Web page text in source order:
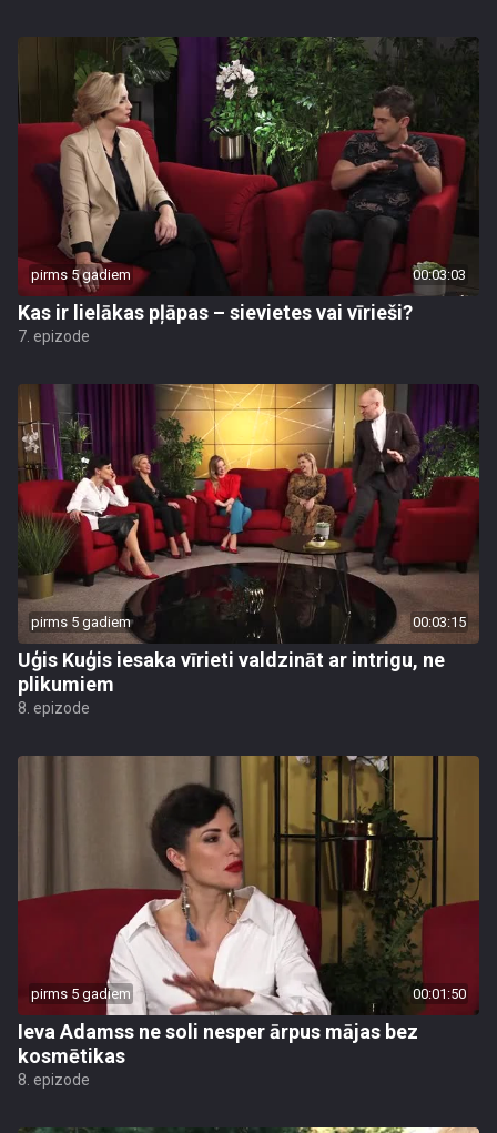
pirms 5 gadiem 00:03:03
Kas ir lielākas pļāpas – sievietes vai vīrieši?
7. epizode
pirms 5 gadiem 00:03:15
Uģis Kuģis iesaka vīrieti valdzināt ar intrigu, ne
plikumiem
8. epizode
pirms 5 gadiem 00:01:50
Ieva Adamss ne soli nesper ārpus mājas bez
kosmētikas
8. epizode